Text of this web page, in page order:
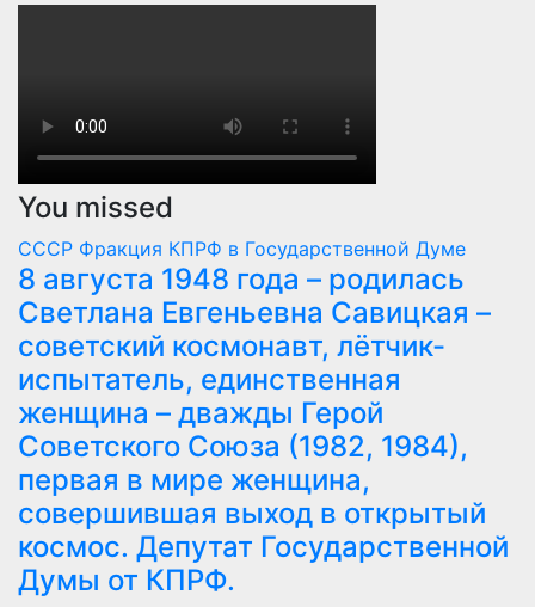
You missed
СССР Фракция КПРФ в Государственной Думе
8 августа 1948 года – родилась
Светлана Евгеньевна Савицкая –
советский космонавт, лётчик-
испытатель, единственная
женщина – дважды Герой
Советского Союза (1982, 1984),
первая в мире женщина,
совершившая выход в открытый
космос. Депутат Государственной
Думы от КПРФ.